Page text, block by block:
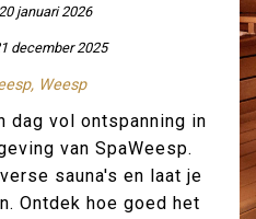
januari 2026
december 2025
Weesp
dag vol ontspanning in
van SpaWeesp.
sauna's en laat je
Ontdek hoe goed het